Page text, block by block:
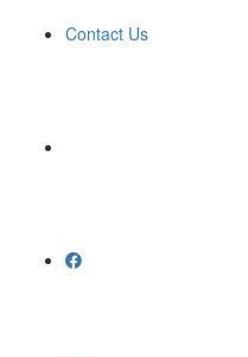
Contact Us